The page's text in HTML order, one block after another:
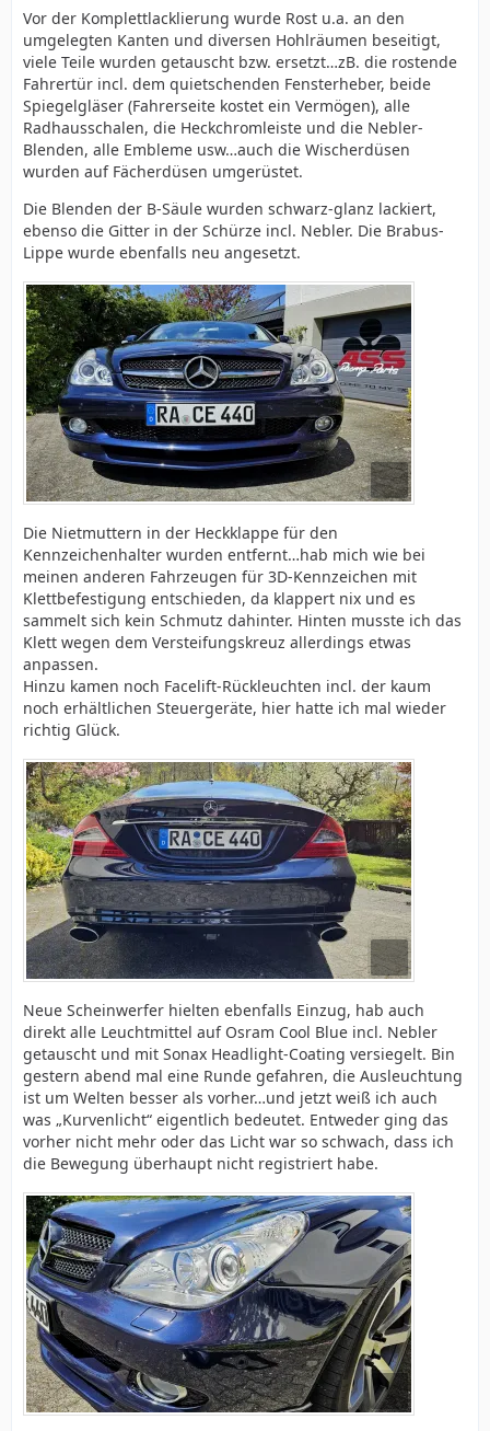
Vor der Komplettlacklierung wurde Rost u.a. an den
umgelegten Kanten und diversen Hohlräumen beseitigt,
viele Teile wurden getauscht bzw. ersetzt…zB. die rostende
Fahrertür incl. dem quietschenden Fensterheber, beide
Spiegelgläser (Fahrerseite kostet ein Vermögen), alle
Radhausschalen, die Heckchromleiste und die Nebler-
Blenden, alle Embleme usw…auch die Wischerdüsen
wurden auf Fächerdüsen umgerüstet.
Die Blenden der B-Säule wurden schwarz-glanz lackiert,
ebenso die Gitter in der Schürze incl. Nebler. Die Brabus-
Lippe wurde ebenfalls neu angesetzt.
Die Nietmuttern in der Heckklappe für den
Kennzeichenhalter wurden entfernt…hab mich wie bei
meinen anderen Fahrzeugen für 3D-Kennzeichen mit
Klettbefestigung entschieden, da klappert nix und es
sammelt sich kein Schmutz dahinter. Hinten musste ich das
Klett wegen dem Versteifungskreuz allerdings etwas
anpassen.
Hinzu kamen noch Facelift-Rückleuchten incl. der kaum
noch erhältlichen Steuergeräte, hier hatte ich mal wieder
richtig Glück.
Neue Scheinwerfer hielten ebenfalls Einzug, hab auch
direkt alle Leuchtmittel auf Osram Cool Blue incl. Nebler
getauscht und mit Sonax Headlight-Coating versiegelt. Bin
gestern abend mal eine Runde gefahren, die Ausleuchtung
ist um Welten besser als vorher…und jetzt weiß ich auch
was „Kurvenlicht“ eigentlich bedeutet. Entweder ging das
vorher nicht mehr oder das Licht war so schwach, dass ich
die Bewegung überhaupt nicht registriert habe.